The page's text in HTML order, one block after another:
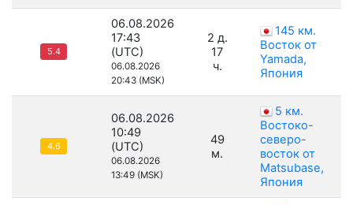
5.4
06.08.2026
17:43
(UTC)
06.08.2026
20:43 (MSK)
2 д.
17
ч.
145 км.
Восток от
Yamada,
Япония
4.6
06.08.2026
10:49
(UTC)
06.08.2026
13:49 (MSK)
49
м.
5 км.
Востоко-
северо-
восток от
Matsubase,
Япония